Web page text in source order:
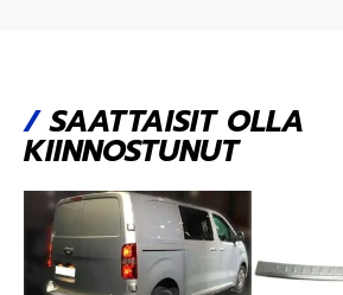
/SAATTAISIT OLLA
KIINNOSTUNUT